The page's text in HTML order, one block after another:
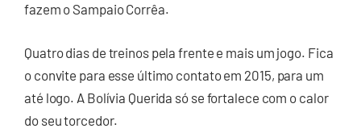
fazem o Sampaio Corrêa.
Quatro dias de treinos pela frente e mais um jogo. Fica
o convite para esse último contato em 2015, para um
até logo. A Bolívia Querida só se fortalece com o calor
do seu torcedor.